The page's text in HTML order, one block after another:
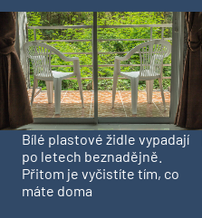
Bílé plastové židle vypadají
po letech beznadějně.
Přitom je vyčistíte tím, co
máte doma